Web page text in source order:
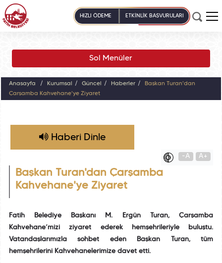
HIZLI ÖDEME ETKİNLİK BAŞVURULARI
Sol Menüler
Anasayfa Kurumsal Güncel Haberler
Başkan Turan'dan
Çarşamba Kahvehane'ye Ziyaret
Haberi Dinle
-A A+
Başkan Turan'dan Çarşamba
Kahvehane'ye Ziyaret
Fatih Belediye Başkanı M. Ergün Turan, Çarşamba
Kahvehane’mizi ziyaret ederek hemşehrileriyle buluştu.
Vatandaşlarımızla sohbet eden Başkan Turan, tüm
hemşehrilerini Kahvehanelerimize davet etti.